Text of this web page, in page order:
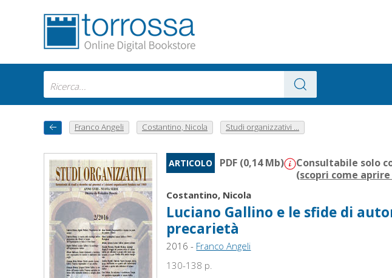
Franco Angeli Costantino, Nicola Studi organizzativi ...
ARTICOLO PDF (0,14 Mb)
Consultabile solo
(scopri come
Costantino, Nicola
Luciano Gallino e le sfide di
precarietà
2016 - Franco Angeli
130-138 p.